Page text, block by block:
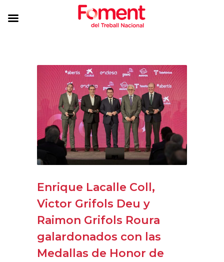
Enrique Lacalle Coll,
Victor Grifols Deu y
Raimon Grifols Roura
galardonados con las
Medallas de Honor de